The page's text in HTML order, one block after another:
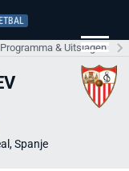
Programma & Uitslagen
Spanje